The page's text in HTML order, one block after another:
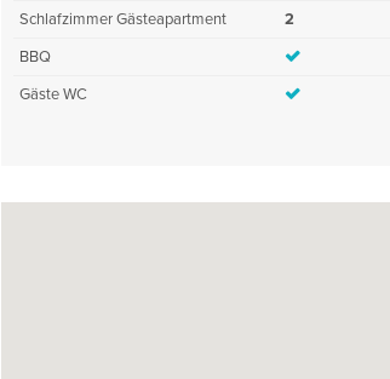
Schlafzimmer Gästeapartment
2
BBQ
Gäste WC